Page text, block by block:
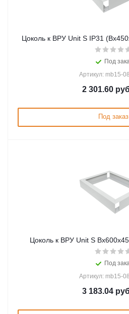
Цоколь к ВРУ Unit S IP31
Под
Артикул: mb15-
2 301.60
Под заказ
Цоколь к ВРУ Unit S
Под
Артикул: mb15-
3 183.04